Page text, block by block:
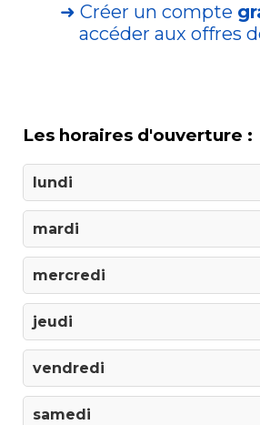
➜ Créer un compte
accéder aux offres
Les horaires d'ouverture :
lundi
mardi
mercredi
jeudi
vendredi
samedi